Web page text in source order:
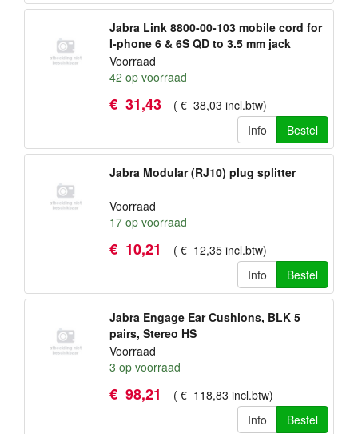
Jabra Link 8800-00-103 mobile cord for
I-phone 6 & 6S QD to 3.5 mm jack
Voorraad
42 op voorraad
€ 31,43 ( € 38,03 incl.btw)
Info
Bestel
Jabra Modular (RJ10) plug splitter
Voorraad
17 op voorraad
€ 10,21 ( € 12,35 incl.btw)
Info
Bestel
Jabra Engage Ear Cushions, BLK 5
pairs, Stereo HS
Voorraad
3 op voorraad
€ 98,21 ( € 118,83 incl.btw)
Info
Bestel